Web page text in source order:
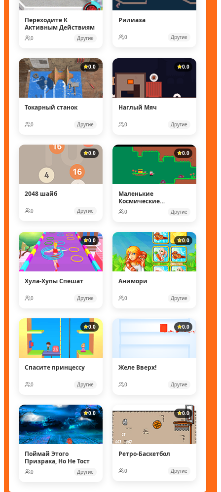
Переходите К
Активным Действиям
0 Другие
Рилиаза
0 Другие
0.0
Токарный станок
0 Другие
0.0
Наглый Мяч
0 Другие
0.0
2048 шайб
0 Другие
0.0
Маленькие
Космические
рейнджеры
0 Другие
0.0
Хула-Хупы Спешат
0 Другие
0.0
Анимори
0 Другие
0.0
Спасите принцессу
0 Другие
0.0
Желе Вверх!
0 Другие
0.0
Поймай Этого
Призрака, Но Не Тост
0 Другие
0.0
Ретро-Баскетбол
0 Другие